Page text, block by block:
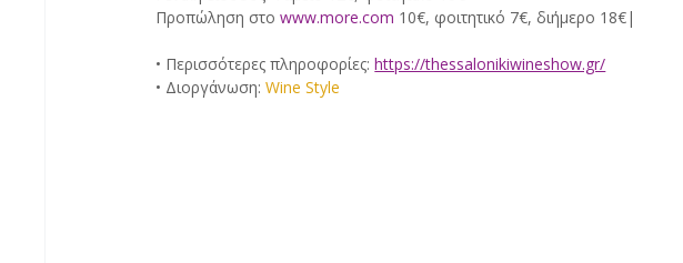
Προπώληση στο www.more.com 10€, φοιτητικό 7€, διήμερο 18€|
• Περισσότερες πληροφορίες: https://thessalonikiwineshow.gr/
• Διοργάνωση: Wine Style